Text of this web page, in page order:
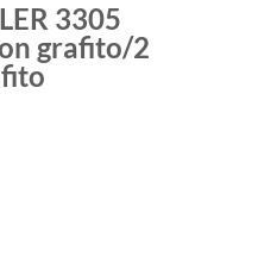
3305
grafito/2